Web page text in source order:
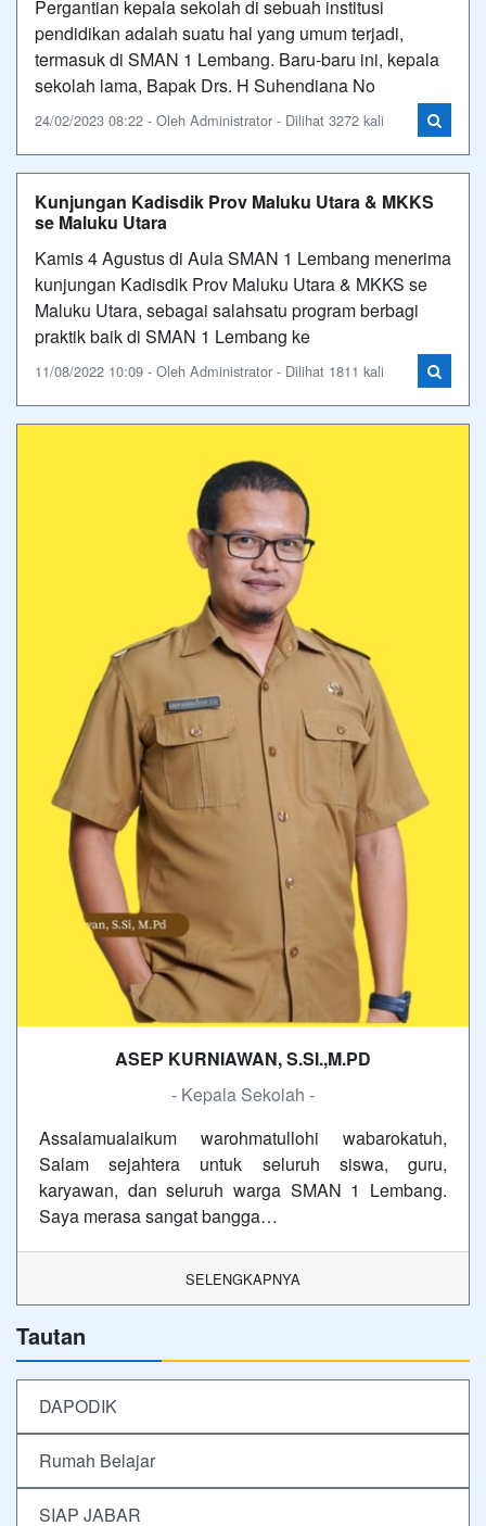
Pergantian kepala sekolah di sebuah institusi
pendidikan adalah suatu hal yang umum terjadi,
termasuk di SMAN 1 Lembang. Baru-baru ini, kepala
sekolah lama, Bapak Drs. H Suhendiana No
24/02/2023 08:22 - Oleh Administrator - Dilihat 3272 kali
Kunjungan Kadisdik Prov Maluku Utara & MKKS
se Maluku Utara
Kamis 4 Agustus di Aula SMAN 1 Lembang menerima
kunjungan Kadisdik Prov Maluku Utara & MKKS se
Maluku Utara, sebagai salahsatu program berbagi
praktik baik di SMAN 1 Lembang ke
11/08/2022 10:09 - Oleh Administrator - Dilihat 1811 kali
ASEP KURNIAWAN, S.SI.,M.PD
- Kepala Sekolah -
Assalamualaikum warohmatullohi wabarokatuh,
Salam sejahtera untuk seluruh siswa, guru,
karyawan, dan seluruh warga SMAN 1 Lembang.
Saya merasa sangat bangga…
SELENGKAPNYA
Tautan
DAPODIK
Rumah Belajar
SIAP JABAR